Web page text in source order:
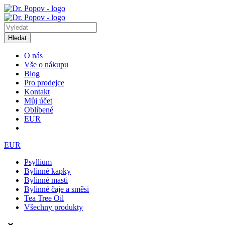
Hledat
O nás
Vše o nákupu
Blog
Pro prodejce
Kontakt
Můj účet
Oblíbené
EUR
EUR
Psyllium
Bylinné kapky
Bylinné masti
Bylinné čaje a směsi
Tea Tree Oil
Všechny produkty